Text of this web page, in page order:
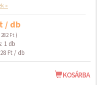
»
/ db
Ft )
1 db
Ft / db
KOSÁRBA